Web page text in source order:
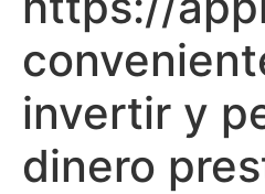
invertir y
dinero